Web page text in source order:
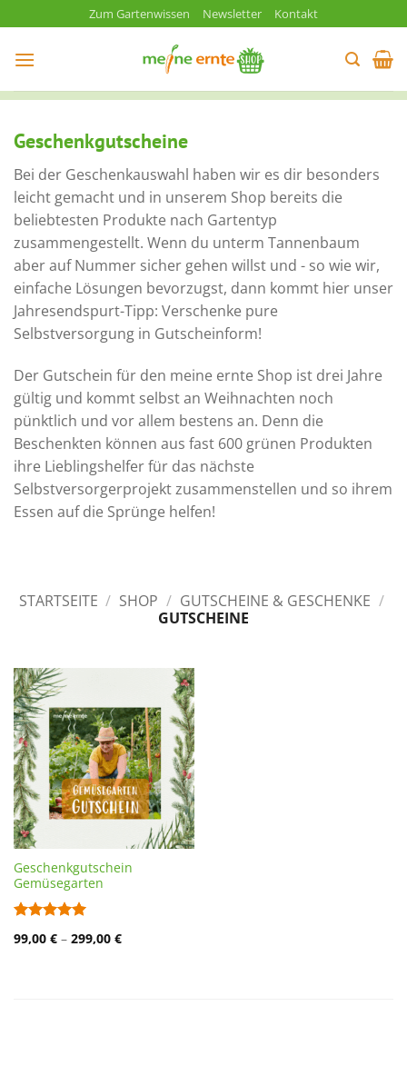
Inhalt
springen
Zum Gartenwissen Newsletter Kontakt
Geschenkgutscheine
Bei der Geschenkauswahl haben wir es dir besonders
leicht gemacht und in unserem Shop bereits die
beliebtesten Produkte nach Gartentyp
zusammengestellt. Wenn du unterm Tannenbaum
aber auf Nummer sicher gehen willst und - so wie wir,
einfache Lösungen bevorzugst, dann kommt hier unser
Jahresendspurt-Tipp: Verschenke pure
Selbstversorgung in Gutscheinform!
Der Gutschein für den meine ernte Shop ist drei Jahre
gültig und kommt selbst an Weihnachten noch
pünktlich und vor allem bestens an. Denn die
Beschenkten können aus fast 600 grünen Produkten
ihre Lieblingshelfer für das nächste
Selbstversorgerprojekt zusammenstellen und so ihrem
Essen auf die Sprünge helfen!
STARTSEITE / SHOP / GUTSCHEINE & GESCHENKE /
GUTSCHEINE
Geschenkgutschein
Gemüsegarten
mit5von
99,00 €– 299,00 €